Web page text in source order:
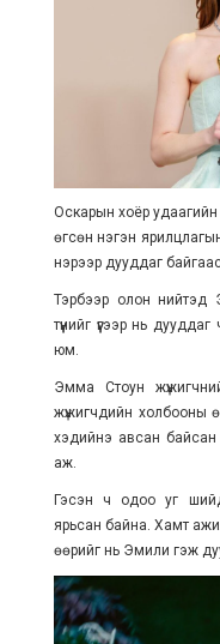
Оскарын хоёр
өгсөн нэгэн
нэрээр дууддаг
Тэрбээр олон нийтэд
түүнийг үүгээр нь
юм.
Эмма Стоун
жүжигчдийн холбооны
хэдийнэ авсан
аж.
Гэсэн ч одоо уг
ярьсан байна. Хамт
өөрийг нь Эмили гэж